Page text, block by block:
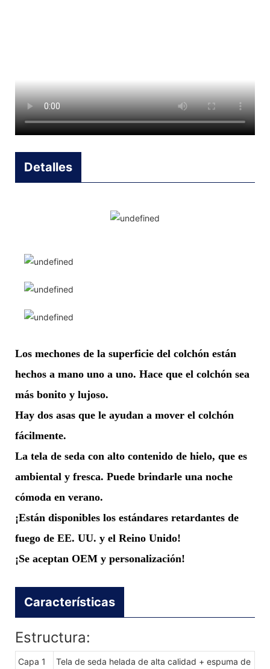
Detalles
Los mechones de la superficie del colchón están
hechos a mano uno a uno. Hace que el colchón sea
más bonito y lujoso.
Hay dos asas que le ayudan a mover el colchón
fácilmente.
La tela de seda con alto contenido de hielo, que es
ambiental y fresca. Puede brindarle una noche
cómoda en verano.
¡Están disponibles los estándares retardantes de
fuego de EE. UU. y el Reino Unido!
¡Se aceptan OEM y personalización!
Características
Estructura:
Capa 1
Tela de seda helada de alta calidad + espuma de